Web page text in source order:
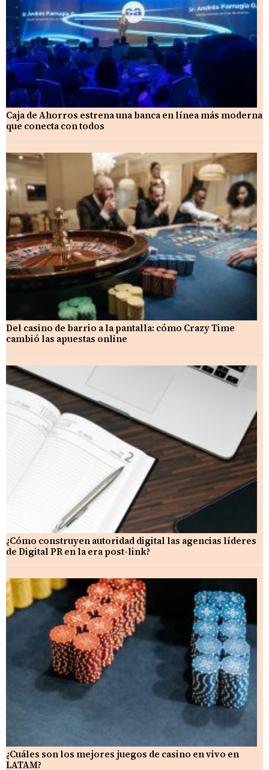
Caja de Ahorros estrena una banca en línea más moderna
que conecta con todos
Del casino de barrio a la pantalla: cómo Crazy Time
cambió las apuestas online
¿Cómo construyen autoridad digital las agencias líderes
de Digital PR en la era post-link?
¿Cuáles son los mejores juegos de casino en vivo en
LATAM?